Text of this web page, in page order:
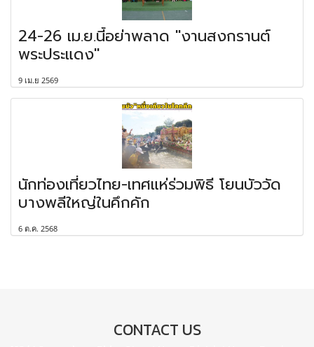
24-26 เม.ย.นี้อย่าพลาด "งานสงกรานต์
พระประแดง"
9 เม.ย 2569
นักท่องเที่ยวไทย-เทศแห่ร่วมพิธี โยนบัววัด
บางพลีใหญ่ในคึกคัก
6 ต.ค. 2568
CONTACT US